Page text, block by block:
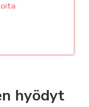
hyödyt